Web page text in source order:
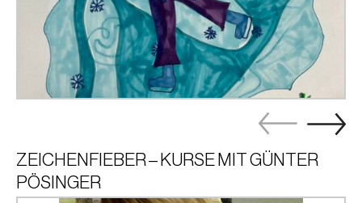
ZEICHENFIEBER – KURSE MIT GÜNTER
PÖSINGER